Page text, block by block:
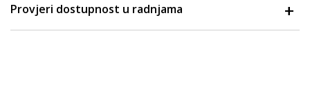
Provjeri dostupnost u radnjama